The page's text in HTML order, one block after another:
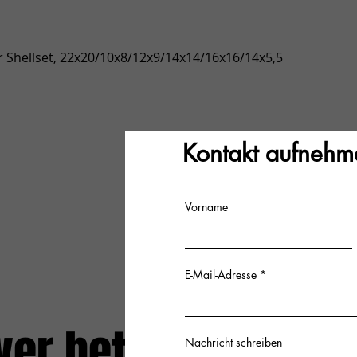
Snel overzicht
Shellset, 22x20/10x8/12x9/14x14/16x16/14x5,5
Kontakt
Vorname
E-Mail-Adresse
Nachricht schreiben